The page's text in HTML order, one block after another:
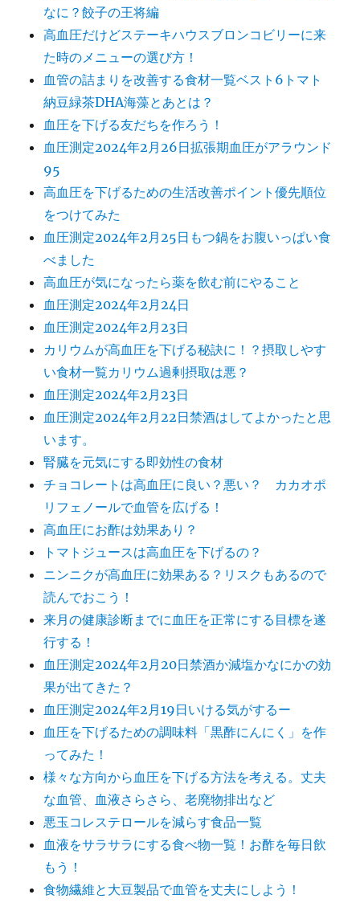
なに？餃子の王将編
高血圧だけどステーキハウスブロンコビリーに来
た時のメニューの選び方！
血管の詰まりを改善する食材一覧ベスト6トマト
納豆緑茶DHA海藻とあとは？
血圧を下げる友だちを作ろう！
血圧測定2024年2月26日拡張期血圧がアラウンド
95
高血圧を下げるための生活改善ポイント優先順位
をつけてみた
血圧測定2024年2月25日もつ鍋をお腹いっぱい食
べました
高血圧が気になったら薬を飲む前にやること
血圧測定2024年2月24日
血圧測定2024年2月23日
カリウムが高血圧を下げる秘訣に！？摂取しやす
い食材一覧カリウム過剰摂取は悪？
血圧測定2024年2月23日
血圧測定2024年2月22日禁酒はしてよかったと思
います。
腎臓を元気にする即効性の食材
チョコレートは高血圧に良い？悪い？ カカオポ
リフェノールで血管を広げる！
高血圧にお酢は効果あり？
トマトジュースは高血圧を下げるの？
ニンニクが高血圧に効果ある？リスクもあるので
読んでおこう！
来月の健康診断までに血圧を正常にする目標を遂
行する！
血圧測定2024年2月20日禁酒か減塩かなにかの効
果が出てきた？
血圧測定2024年2月19日いける気がするー
血圧を下げるための調味料「黒酢にんにく」を作
ってみた！
様々な方向から血圧を下げる方法を考える。丈夫
な血管、血液さらさら、老廃物排出など
悪玉コレステロールを減らす食品一覧
血液をサラサラにする食べ物一覧！お酢を毎日飲
もう！
食物繊維と大豆製品で血管を丈夫にしよう！